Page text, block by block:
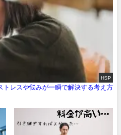
HSP
トレスや悩みが一瞬で解決する考え方